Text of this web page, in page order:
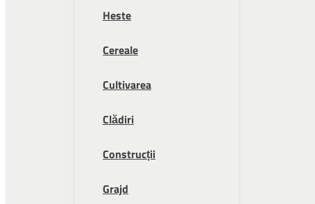
Heste
Cereale
Cultivarea
Clădiri
Construcții
Grajd